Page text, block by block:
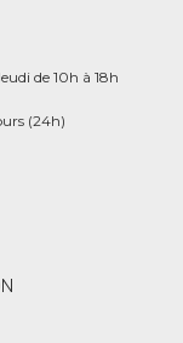
de 10h à 18h
(24h)